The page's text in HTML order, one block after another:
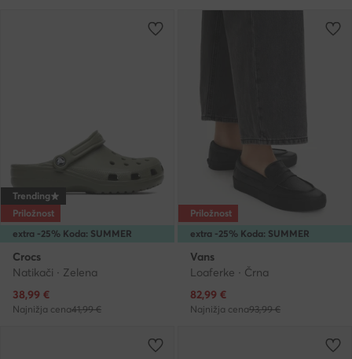
extra -25% Koda: SUMMER
Trending
Priložnost
Crocs
Natikači · Zelena
Trenutna cena
38,99 €
Najnižja cena41,99 €
extra -25% Koda: SUMMER
Priložnost
Vans
Loaferke · Črna
Trenutna cena
82,99 €
Najnižja cena93,99 €